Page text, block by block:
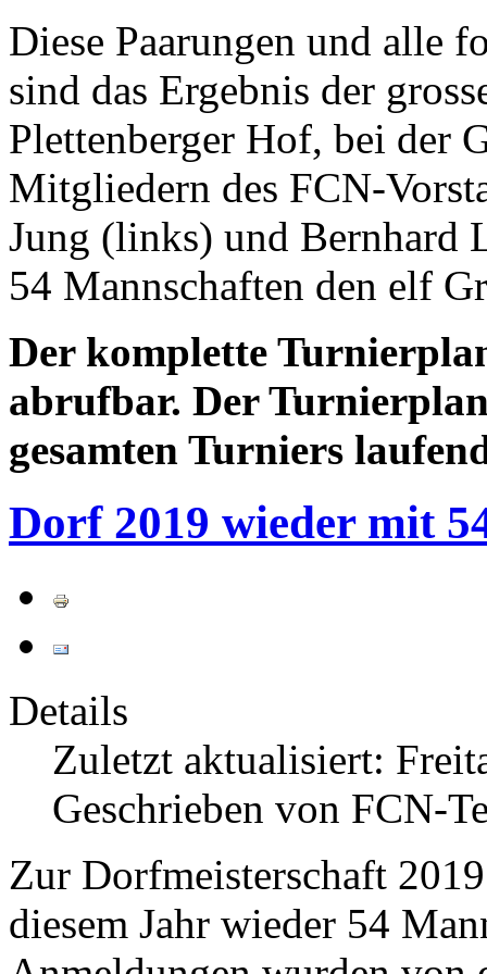
Diese Paarungen und alle
sind das Ergebnis der
Plettenberger Hof, bei der
Mitgliedern des FCN-
Jung (links) und Bernhard
54 Mannschaften den elf
Der komplette
abrufbar. Der
gesamten Turniers
Dorf 2019 wieder mit
Details
Zuletzt aktualisiert:
Geschrieben von FCN-
Zur Dorfmeisterschaft
diesem Jahr wieder 54